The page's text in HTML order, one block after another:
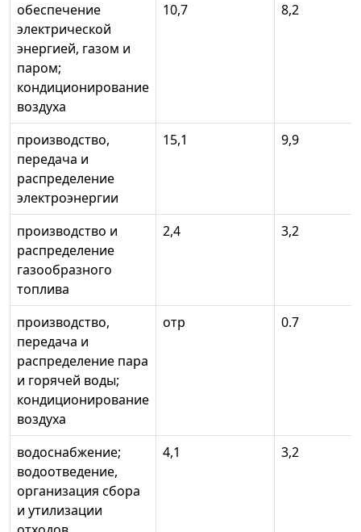
обеспечение
электрической
энергией, газом и
паром;
кондиционирование
воздуха
10,7 8,2
производство,
передача и
распределение
электроэнергии
15,1 9,9
производство и
распределение
газообразного
топлива
2,4 3,2
производство,
передача и
распределение пара
и горячей воды;
кондиционирование
воздуха
отр 0.7
водоснабжение;
водоотведение,
организация сбора
и утилизации
4,1 3,2